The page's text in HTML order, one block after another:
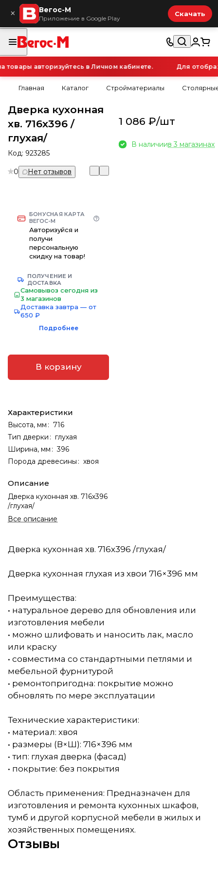
× Вегос-М
Приложение в Google Play
Скачать
авторизуйтесь в Личном кабинете. Для
Главная Каталог Стройматериалы
Дверка кухонная
хв. 716х396 /
глухая/
Код: 923285
0 Нет отзывов
БОНУСНАЯ КАРТА
ВЕГОС-М
Авторизуйся и
получи
персональную
скидку на товар!
ПОЛУЧЕНИЕ И
ДОСТАВКА
Самовывоз сегодня из
3 магазинов
Доставка завтра — от
650 ₽
Подробнее
В корзину
Характеристики
Высота, мм : 716
Тип дверки : глухая
Ширина, мм : 396
Порода древесины : хвоя
Описание
Дверка кухонная хв. 716х396
/глухая/
Все описание
1 086 ₽/шт
В наличиив 3 магазинах
Дверка кухонная хв. 716х396 /глухая/
Дверка кухонная глухая из хвои 716×396 мм
Преимущества:
• натуральное дерево для обновления или
изготовления мебели
• можно шлифовать и наносить лак, масло
или краску
• совместима со стандартными петлями и
мебельной фурнитурой
• ремонтопригодна: покрытие можно
обновлять по мере эксплуатации
Технические характеристики:
• материал: хвоя
• размеры (В×Ш): 716×396 мм
• тип: глухая дверка (фасад)
• покрытие: без покрытия
Область применения: Предназначен для
изготовления и ремонта кухонных шкафов,
тумб и другой корпусной мебели в жилых и
хозяйственных помещениях.
Отзывы